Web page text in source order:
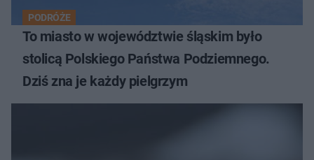
PODRÓŻE
To miasto w województwie śląskim było
stolicą Polskiego Państwa Podziemnego.
Dziś zna je każdy pielgrzym